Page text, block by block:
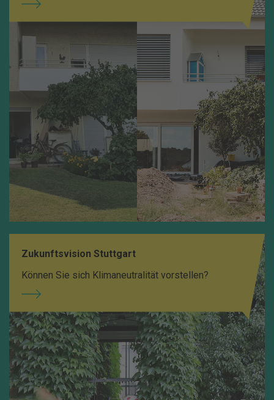
Zukunftsvision Stuttgart
Können Sie sich Klimaneutralität vorstellen?